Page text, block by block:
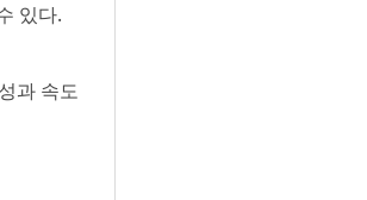
있다.
과 속도